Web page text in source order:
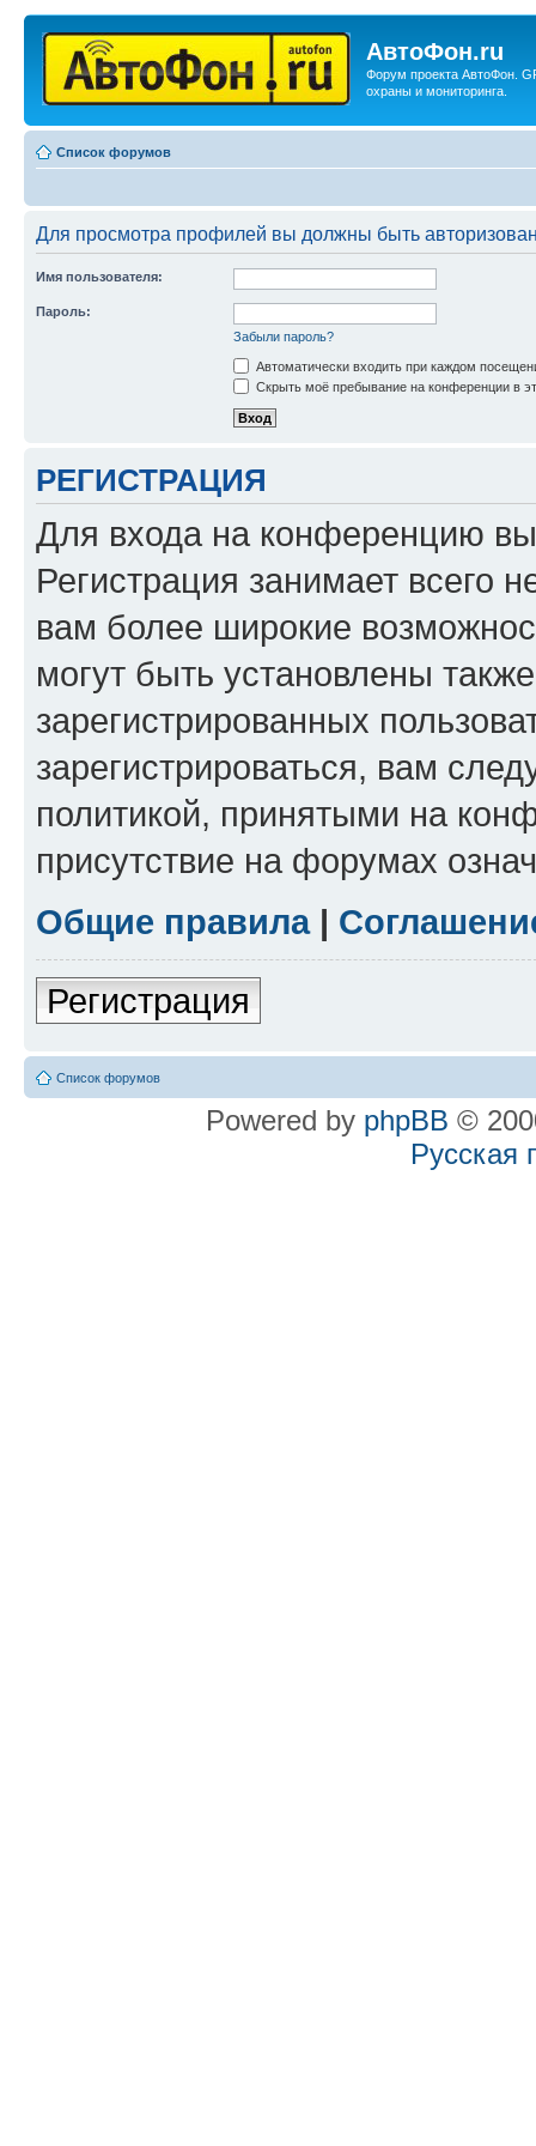
АвтоФон.ru
Форум проекта АвтоФон.
охраны и мониторинга.
Список форумов
Для просмотра профилей вы должны быть
Имя пользователя:
Пароль:
Забыли пароль?
Автоматически входить при каждом
Скрыть моё пребывание на конференции в
РЕГИСТРАЦИЯ
Для входа на конференцию
Регистрация занимает всего
вам более широкие
могут быть установлены
зарегистрированных
зарегистрироваться, вам
политикой, принятыми на
присутствие на форумах
Общие правила|
Регистрация
Список форумов
Powered by phpBB ©
Русская